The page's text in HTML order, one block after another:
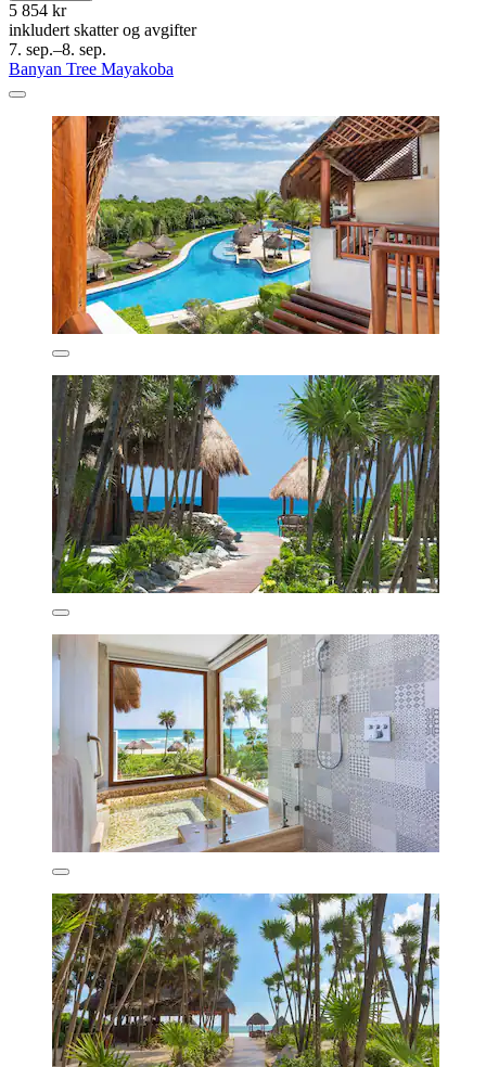
5 854 kr
inkludert skatter og avgifter
7. sep.–8. sep.
Banyan Tree Mayakoba